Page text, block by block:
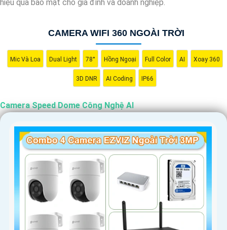
hiệu quả bảo mật cho gia đình và doanh nghiệp.
CAMERA WIFI 360 NGOÀI TRỜI
Mic Và Loa Dual Light 78° Hồng Ngoại Full Color AI Xoay 360
3D DNR AI Coding IP66
Camera Speed Dome Công Nghệ AI